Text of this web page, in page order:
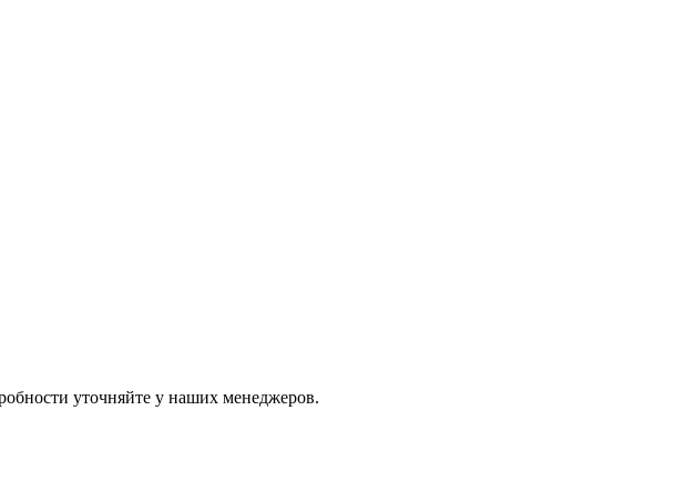
уточняйте у наших менеджеров.